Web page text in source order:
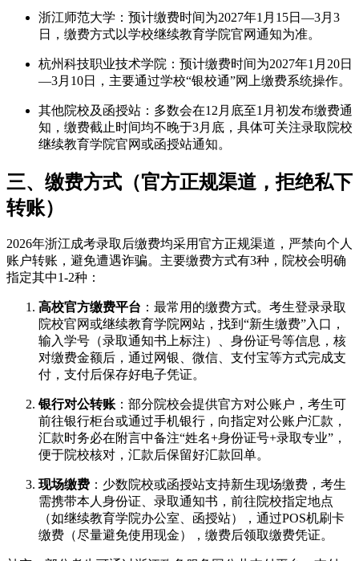
浙江师范大学：预计缴费时间为2027年1月15日—3月3
日，缴费方式以学校继续教育学院官网通知为准。
杭州科技职业技术学院：预计缴费时间为2027年1月20日
—3月10日，主要通过学校“银校通”网上缴费系统操作。
其他院校及函授站：多数会在12月底至1月初发布缴费通
知，缴费截止时间均不晚于3月底，具体可关注录取院校
继续教育学院官网或函授站通知。
三、缴费方式（官方正规渠道，拒绝私下
转账）
2026年浙江成考录取后缴费均采用官方正规渠道，严禁向个人
账户转账，避免遭遇诈骗。主要缴费方式有3种，院校会明确
指定其中1-2种：
高校官方缴费平台 ：最常用的缴费方式。考生登录录取
院校官网或继续教育学院网站，找到“新生缴费”入口，
输入学号（录取通知书上标注）、身份证号等信息，核
对缴费金额后，通过网银、微信、支付宝等方式完成支
付，支付后保存好电子凭证。
银行对公转账 ：部分院校会提供官方对公账户，考生可
前往银行柜台或通过手机银行，向指定对公账户汇款，
汇款时务必在附言中备注“姓名+身份证号+录取专业”，
便于院校核对，汇款后保留好汇款回单。
现场缴费 ：少数院校或函授站支持新生现场缴费，考生
需携带本人身份证、录取通知书，前往院校指定地点
（如继续教育学院办公室、函授站），通过POS机刷卡
缴费（尽量避免使用现金），缴费后领取缴费凭证。